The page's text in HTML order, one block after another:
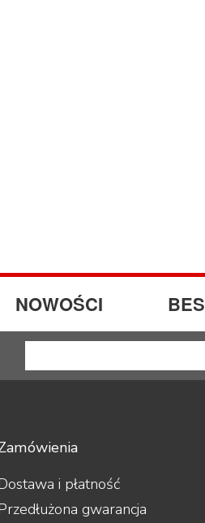
NOWOŚCI
i płatność
gwarancja